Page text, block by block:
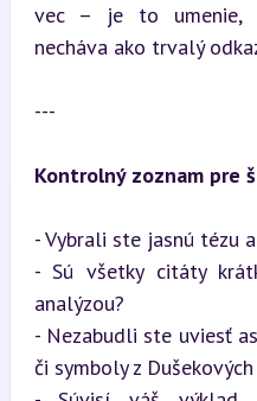
vec – je to umenie,
necháva ako trvalý
---
Kontrolný zoznam pre
- Vybrali ste jasnú tézu
- Sú všetky citáty
analýzou?
- Nezabudli ste uviesť
či symboly z